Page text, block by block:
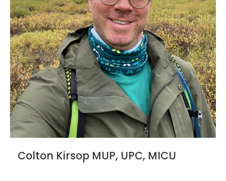
Colton Kirsop MUP, UPC, MICU